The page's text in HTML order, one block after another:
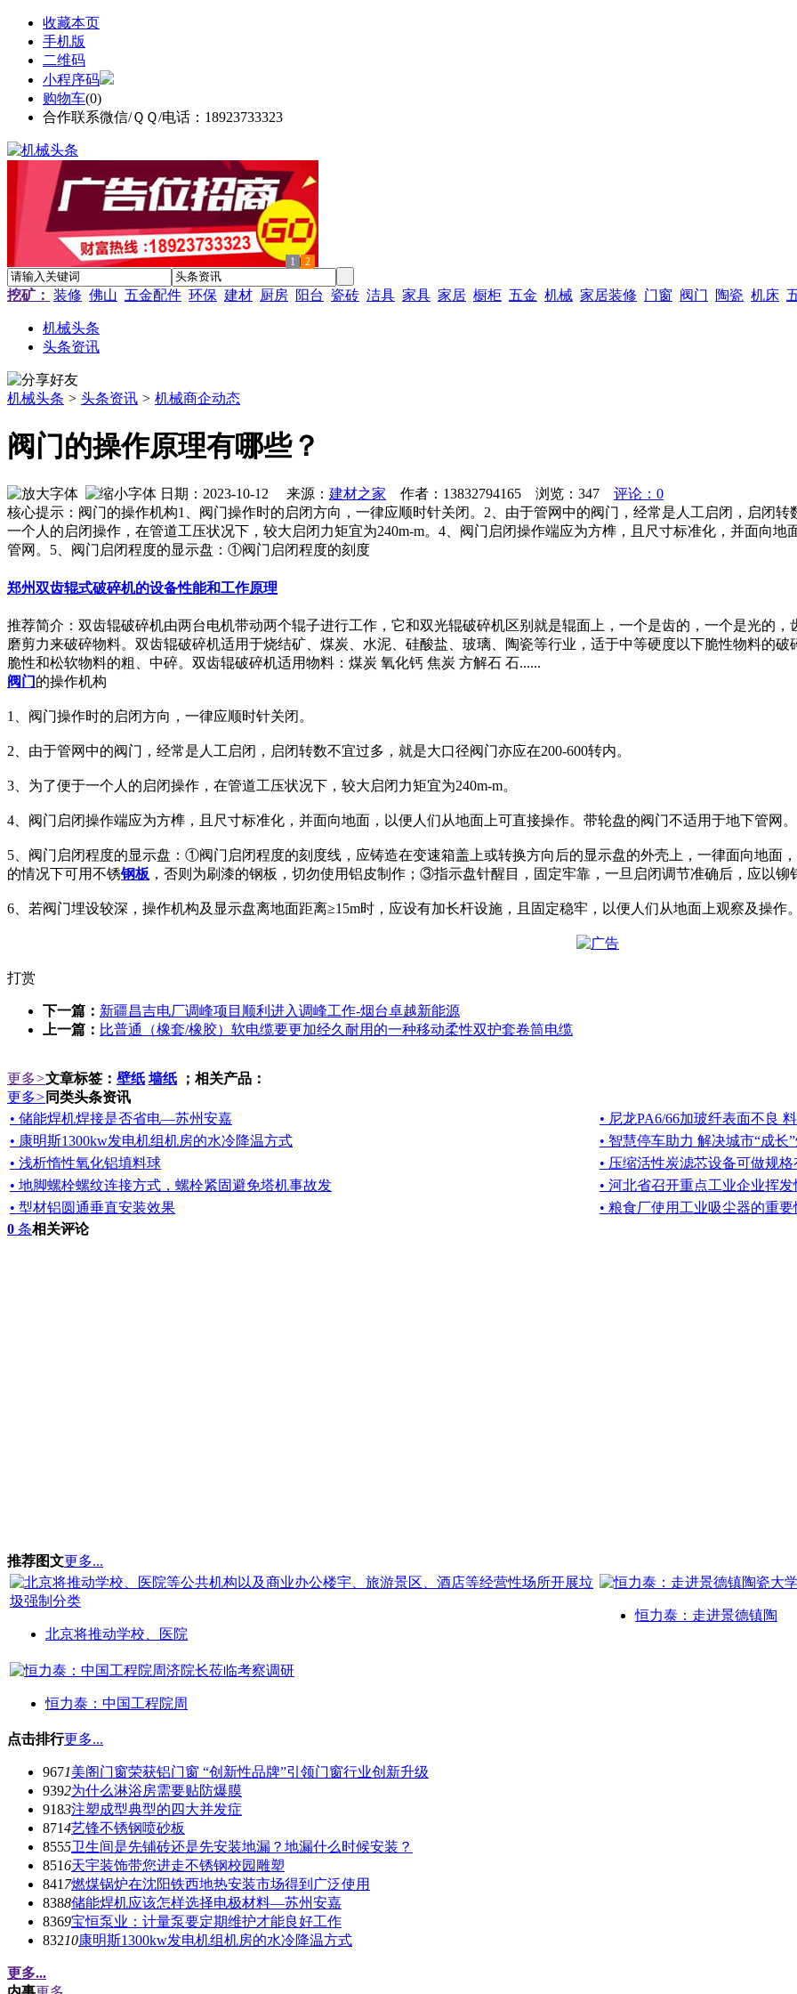
收藏本页
手机版
二维码
小程序码
购物车(0)
合作联系微信/ＱＱ/电话：18923733323
1 2
挖矿： 装修 佛山 五金配件 环保 建材 厨房 阳台 瓷砖 洁具 家具 家居 橱柜 五金 机械 家居装修 门窗 阀门 陶瓷 机床
机械头条
头条资讯
机械头条 > 头条资讯 > 机械商企动态
阀门的操作原理有哪些？
日期：2023-10-12 来源： 建材之家 作者：13832794165 浏览： 347
评论：0
核心提示：阀门的操作机构1、阀门操作时的启闭方向，一律应顺时针关闭。2、由于管网中的阀门，经常是人工启闭，启闭
一个人的启闭操作，在管道工压状况下，较大启闭力矩宜为240m-m。4、阀门启闭操作端应为方榫，且尺寸标准化，并面向
管网。5、阀门启闭程度的显示盘：①阀门启闭程度的刻度
郑州双齿辊式破碎机的设备性能和工作原理
推荐简介：双齿辊破碎机由两台电机带动两个辊子进行工作，它和双光辊破碎机区别就是辊面上，一个是齿的，一个是光的
磨剪力来破碎物料。双齿辊破碎机适用于烧结矿、煤炭、水泥、硅酸盐、玻璃、陶瓷等行业，适于中等硬度以下脆性物料的
脆性和松软物料的粗、中碎。双齿辊破碎机适用物料：煤炭 氧化钙 焦炭 方解石 石......
阀门 的操作机构
1、阀门操作时的启闭方向，一律应顺时针关闭。
2、由于管网中的阀门，经常是人工启闭，启闭转数不宜过多，就是大口径阀门亦应在200-600转内。
3、为了便于一个人的启闭操作，在管道工压状况下，较大启闭力矩宜为240m-m。
4、阀门启闭操作端应为方榫，且尺寸标准化，并面向地面，以便人们从地面上可直接操作。带轮盘的阀门不适用于地下管网。
5、阀门启闭程度的显示盘：①阀门启闭程度的刻度线，应铸造在变速箱盖上或转换方向后的显示盘的外壳上，一律面向地
的情况下可用不锈钢板 ，否则为刷漆的钢板，切勿使用铝皮制作；③指示盘针醒目，固定牢靠，一旦启闭调节准确后，应以铆
6、若阀门埋设较深，操作机构及显示盘离地面距离≥15m时，应设有加长杆设施，且固定稳牢，以便人们从地面上观察及操
打赏
下一篇： 新疆昌吉电厂调峰项目顺利进入调峰工作-烟台卓越新能源
上一篇： 比普通（橡套/橡胶）软电缆要更加经久耐用的一种移动柔性双护套卷筒电缆
更多>文章标签： 壁纸 墙纸 ；相关产品：
更多> 同类头条资讯
• 储能焊机焊接是否省电—苏州安嘉
• 尼龙PA6/66加玻纤表面不良
• 康明斯1300kw发电机组机房的水冷降温方式
• 智慧停车助力 解决城市“成长
• 浅析惰性氧化铝填料球
• 压缩活性炭滤芯设备可做规
• 地脚螺栓螺纹连接方式，螺栓紧固避免塔机事故发
• 河北省召开重点工业企业挥
• 型材铝圆通垂直安装效果
• 粮食厂使用工业吸尘器的重要
0 条相关评论
推荐图文更多...
北京将推动学校、医院
恒力泰：走进景德镇陶
恒力泰：中国工程院周
点击排行更多...
9671美阁门窗荣获铝门窗 “创新性品牌”引领门窗行业创新升级
9392为什么淋浴房需要贴防爆膜
9183注塑成型典型的四大并发症
8714艺锋不锈钢喷砂板
8555卫生间是先铺砖还是先安装地漏？地漏什么时候安装？
8516天宇装饰带您进走不锈钢校园雕塑
841 7燃煤锅炉在沈阳铁西地热安装市场得到广泛使用
8388储能焊机应该怎样选择电极材料—苏州安嘉
8369宝恒泵业：计量泵要定期维护才能良好工作
83210康明斯1300kw发电机组机房的水冷降温方式
更多...